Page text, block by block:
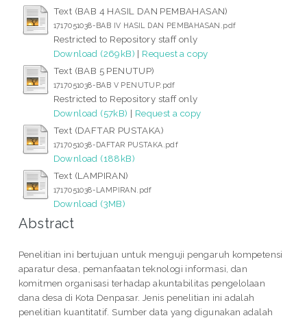
Text (BAB 4 HASIL DAN PEMBAHASAN)
1717051038-BAB IV HASIL DAN PEMBAHASAN.pdf
Restricted to Repository staff only
Download (269kB) | Request a copy
Text (BAB 5 PENUTUP)
1717051038-BAB V PENUTUP.pdf
Restricted to Repository staff only
Download (57kB) | Request a copy
Text (DAFTAR PUSTAKA)
1717051038-DAFTAR PUSTAKA.pdf
Download (188kB)
Text (LAMPIRAN)
1717051038-LAMPIRAN.pdf
Download (3MB)
Abstract
Penelitian ini bertujuan untuk menguji pengaruh kompetensi
aparatur desa, pemanfaatan teknologi informasi, dan
komitmen organisasi terhadap akuntabilitas pengelolaan
dana desa di Kota Denpasar. Jenis penelitian ini adalah
penelitian kuantitatif. Sumber data yang digunakan adalah